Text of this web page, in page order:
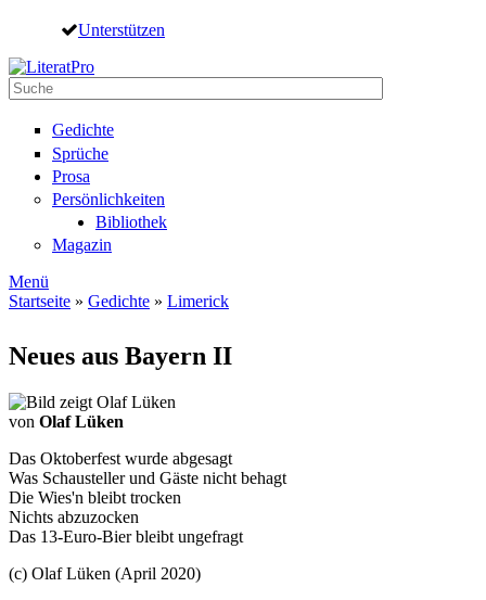
Direkt zum Inhalt
Unterstützen
Suche
Gedichte
Sprüche
Prosa
Persönlichkeiten
Bibliothek
Magazin
Menü
Startseite » Gedichte » Limerick
Neues aus Bayern II
von Olaf Lüken
Das Oktoberfest wurde abgesagt
Was Schausteller und Gäste nicht behagt
Die Wies'n bleibt trocken
Nichts abzuzocken
Das 13-Euro-Bier bleibt ungefragt
(c) Olaf Lüken (April 2020)